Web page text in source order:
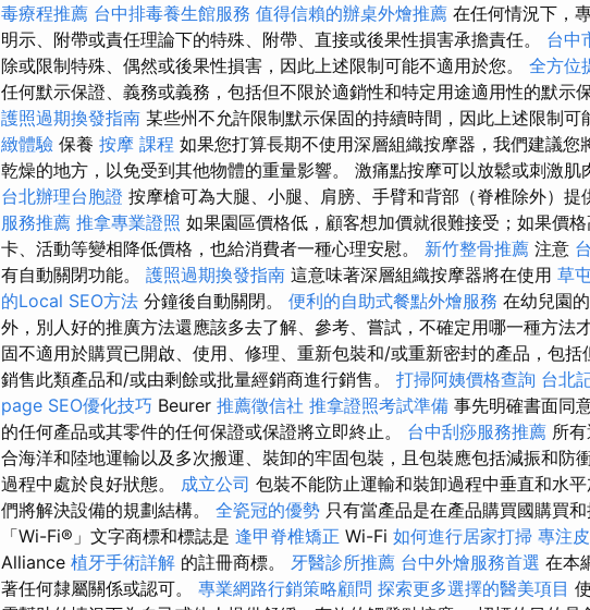
毒療程推薦 台中排毒養生館服務 值得信賴的辦桌外燴推薦 在任何情況下，
明示、附帶或責任理論下的特殊、附帶、直接或後果性損害承擔責任。 台中
除或限制特殊、偶然或後果性損害，因此上述限制可能不適用於您。 全方位
任何默示保證、義務或義務，包括但不限於適銷性和特定用途適用性的默示
護照過期換發指南 某些州不允許限制默示保固的持續時間，因此上述限制可
緻體驗 保養 按摩 課程 如果您打算長期不使用深層組織按摩器，我們建議您
乾燥的地方，以免受到其他物體的重量影響。 激痛點按摩可以放鬆或刺激肌
台北辦理台胞證 按摩槍可為大腿、小腿、肩膀、手臂和背部（脊椎除外）提
服務推薦 推拿專業證照 如果園區價格低，顧客想加價就很難接受；如果價
卡、活動等變相降低價格，也給消費者一種心理安慰。 新竹整骨推薦 注意
有自動關閉功能。 護照過期換發指南 這意味著深層組織按摩器將在使用 草
的Local SEO方法 分鐘後自動關閉。 便利的自助式餐點外燴服務 在幼兒園
外，別人好的推廣方法還應該多去了解、參考、嘗試，不確定用哪一種方法
固不適用於購買已開啟、使用、修理、重新包裝和/或重新密封的產品，包括
銷售此類產品和/或由剩餘或批量經銷商進行銷售。 打掃阿姨價格查詢 台北
page SEO優化技巧 Beurer 推薦徵信社 推拿證照考試準備 事先明確書面同
的任何產品或其零件的任何保證或保證將立即終止。 台中刮痧服務推薦 所
合海洋和陸地運輸以及多次搬運、裝卸的牢固包裝，且包裝應包括減振和防
過程中處於良好狀態。 成立公司 包裝不能防止運輸和裝卸過程中垂直和水
們將解決設備的規劃結構。 全瓷冠的優勢 只有當產品是在產品購買國購買和
「Wi-Fi®」文字商標和標誌是 逢甲脊椎矯正 Wi-Fi 如何進行居家打掃 專注
Alliance 植牙手術詳解 的註冊商標。 牙醫診所推薦 台中外燴服務首選 在本
著任何隸屬關係或認可。 專業網路行銷策略顧問 探索更多選擇的醫美項目